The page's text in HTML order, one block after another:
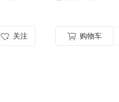
关注 购物车